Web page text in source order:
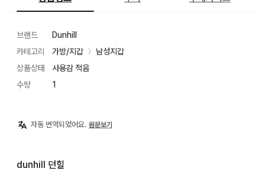
브랜드
Dunhill
카테고리
가방/지갑 〉
남성지갑
상품상태
사용감 적음
수량
1
자동 번역되었어요. 원문보기
dunhill 던힐